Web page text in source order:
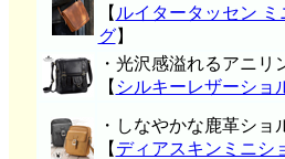
【 ルイタータッセン
グ】
・光沢感溢れるアニリ
【 シルキーレザーショ
・しなやかな鹿革ショ
【 ディアスキンミニシ